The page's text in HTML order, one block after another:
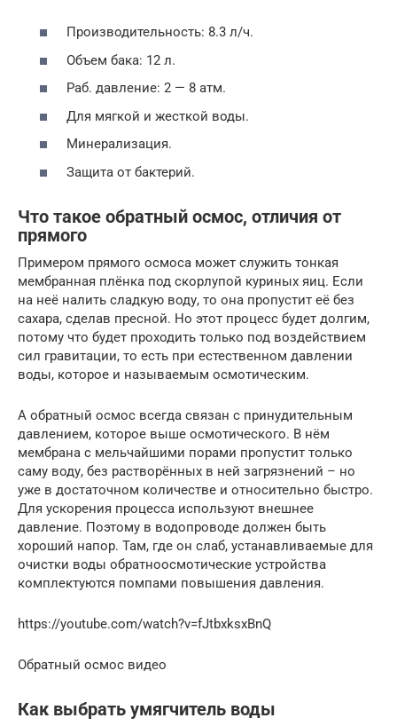
Производительность: 8.3 л/ч.
Объем бака: 12 л.
Раб. давление: 2 — 8 атм.
Для мягкой и жесткой воды.
Минерализация.
Защита от бактерий.
Что такое обратный осмос, отличия от
прямого
Примером прямого осмоса может служить тонкая
мембранная плёнка под скорлупой куриных яиц. Если
на неё налить сладкую воду, то она пропустит её без
сахара, сделав пресной. Но этот процесс будет долгим,
потому что будет проходить только под воздействием
сил гравитации, то есть при естественном давлении
воды, которое и называемым осмотическим.
А обратный осмос всегда связан с принудительным
давлением, которое выше осмотического. В нём
мембрана с мельчайшими порами пропустит только
саму воду, без растворённых в ней загрязнений – но
уже в достаточном количестве и относительно быстро.
Для ускорения процесса используют внешнее
давление. Поэтому в водопроводе должен быть
хороший напор. Там, где он слаб, устанавливаемые для
очистки воды обратноосмотические устройства
комплектуются помпами повышения давления.
https://youtube.com/watch?v=fJtbxksxBnQ
Обратный осмос видео
Как выбрать умягчитель воды